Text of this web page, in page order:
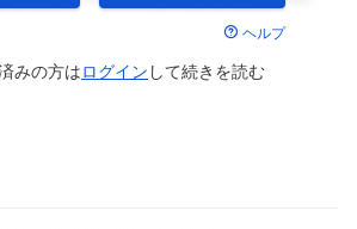
ヘルプ
みの方はログイン して続きを読む